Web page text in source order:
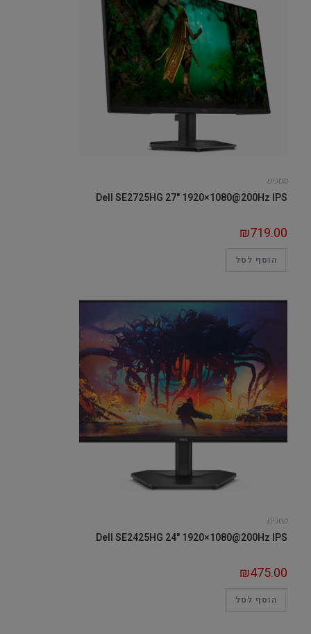
מסכים
Dell SE2725HG 27" 1920×1080@200Hz IPS
₪719.00
הוסף לסל
מסכים
Dell SE2425HG 24" 1920×1080@200Hz IPS
₪475.00
הוסף לסל